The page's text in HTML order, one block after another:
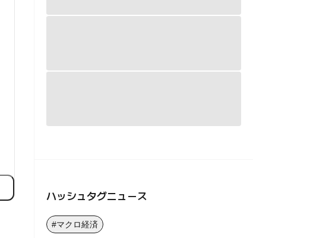
ハッシュタグニュース
#マクロ経済